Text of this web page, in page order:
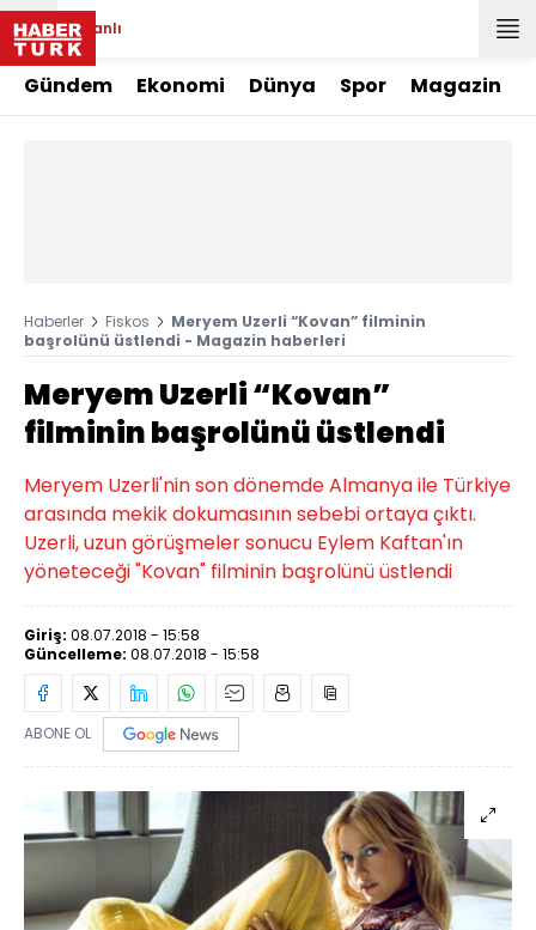
Canlı
Gündem Ekonomi Dünya Spor Magazin
Haberler Fiskos
Meryem Uzerli “Kovan” filminin
başrolünü üstlendi - Magazin haberleri
Meryem Uzerli “Kovan”
filminin başrolünü üstlendi
Meryem Uzerli'nin son dönemde Almanya ile Türkiye
arasında mekik dokumasının sebebi ortaya çıktı.
Uzerli, uzun görüşmeler sonucu Eylem Kaftan'ın
yöneteceği "Kovan" filminin başrolünü üstlendi
Giriş: 08.07.2018 - 15:58
Güncelleme: 08.07.2018 - 15:58
ABONE OL